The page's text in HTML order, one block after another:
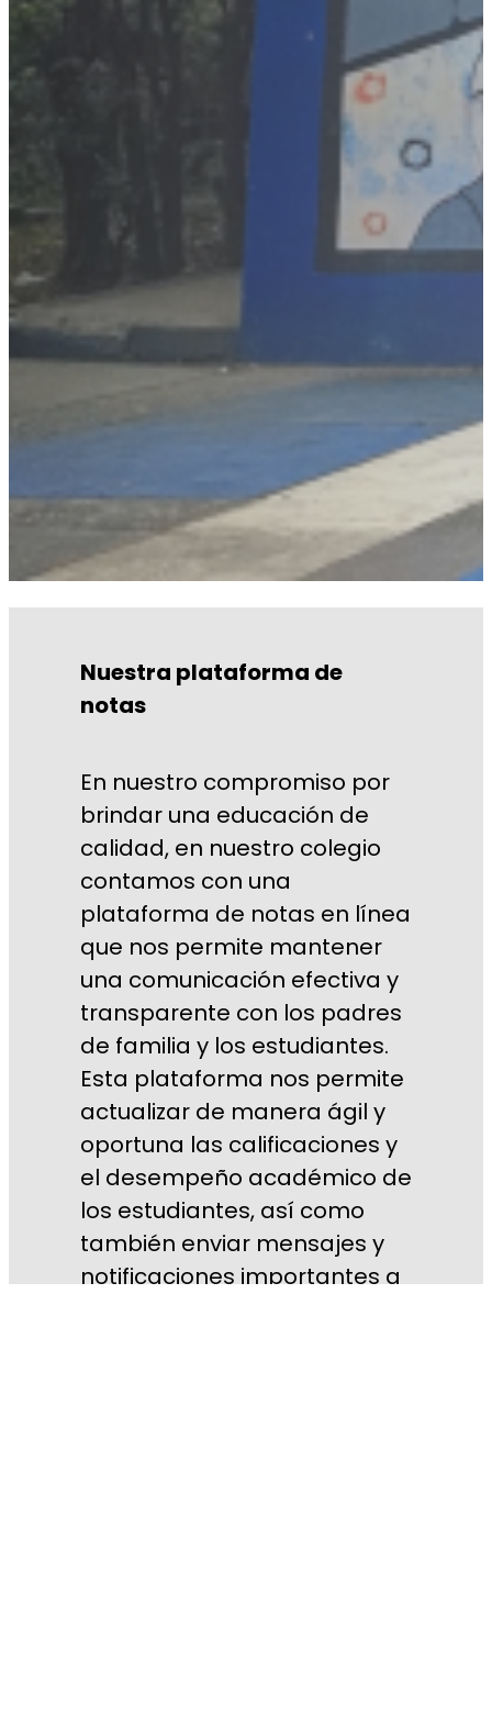
Nuestra plataforma de
notas
En nuestro compromiso por
brindar una educación de
calidad, en nuestro colegio
contamos con una
plataforma de notas en línea
que nos permite mantener
una comunicación efectiva y
transparente con los padres
de familia y los estudiantes.
Esta plataforma nos permite
actualizar de manera ágil y
oportuna las calificaciones y
el desempeño académico de
los estudiantes, así como
también enviar mensajes y
notificaciones importantes a